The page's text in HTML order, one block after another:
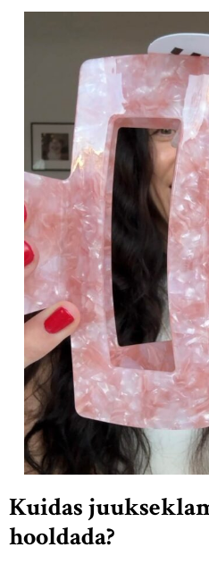
Kuidas
hooldada?